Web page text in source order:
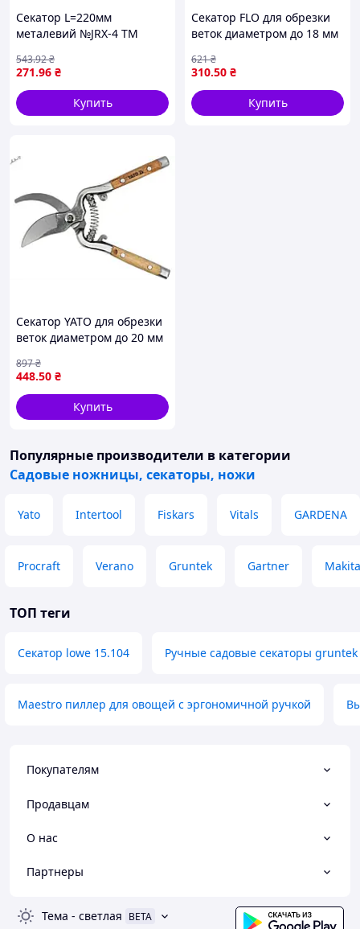
Секатор L=220мм
металевий №JRX-4 ТМ
271.96 ₴
543.92₴
Купить
Секатор FLO для обрезки
веток диаметром до 18 мм
мм
310.50 ₴
621₴
Купить
Секатор YATO для обрезки
веток диаметром до 20 мм
прочными коваными
лезвиями
448.50 ₴
897₴
Купить
Популярные производители в категории
Садовые ножницы, секаторы, ножи
Yato Intertool Fiskars Vitals GARDENA
Procraft Verano Gruntek Gartner Makita
ТОП теги
Секатор lowe 15.104 Ручные садовые секаторы gruntek
Maestro пиллер для овощей с эргономичной ручкой
Покупателям
Продавцам
О нас
Партнеры
Тема - светлая BETA